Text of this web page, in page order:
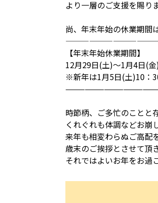
より一層のご支援を賜り
尚、年末年始の休業期間
【年末年始休業期間】
12月29日(土)～1月4日(
※新年は1月5日(土)10：
時節柄、ご多忙のことと
くれぐれも体調などお崩
来年も相変わらぬご高配
歳末のご挨拶とさせて頂
それではよいお年をお過